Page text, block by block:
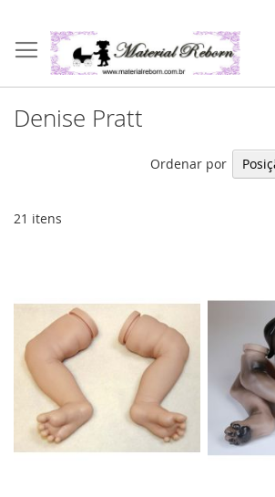
para
o
conteúdo
Denise Pratt
21 itens
Ordenar por